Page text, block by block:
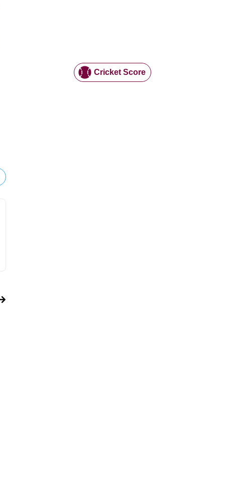
Cricket Score